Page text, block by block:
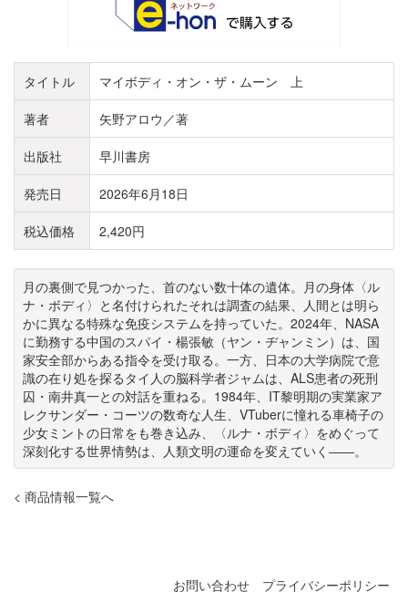
タイトル マイボディ・オン・ザ・ムーン 上
著者 矢野アロウ／著
出版社 早川書房
発売日 2026年6月18日
税込価格 2,420円
月の裏側で見つかった、首のない数十体の遺体。月の身体〈ル
ナ・ボディ〉と名付けられたそれは調査の結果、人間とは明ら
かに異なる特殊な免疫システムを持っていた。2024年、NASA
に勤務する中国のスパイ・楊張敏（ヤン・ヂャンミン）は、国
家安全部からある指令を受け取る。一方、日本の大学病院で意
識の在り処を探るタイ人の脳科学者ジャムは、ALS患者の死刑
囚・南井真一との対話を重ねる。1984年、IT黎明期の実業家ア
レクサンダー・コーツの数奇な人生、VTuberに憧れる車椅子の
少女ミントの日常をも巻き込み、〈ルナ・ボディ〉をめぐって
深刻化する世界情勢は、人類文明の運命を変えていく――。
< 商品情報一覧へ
お問い合わせ プライバシーポリシー